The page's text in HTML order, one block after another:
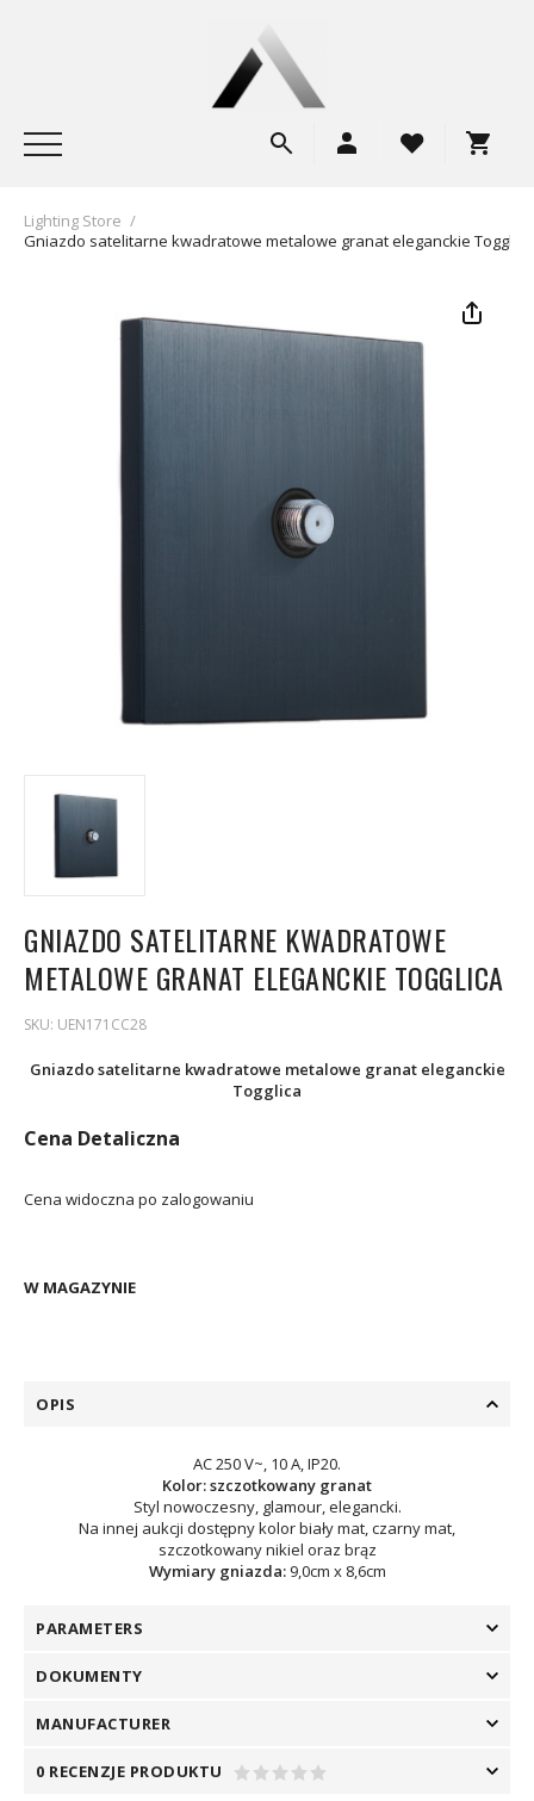
Lighting Store /
Gniazdo satelitarne kwadratowe metalowe granat eleganckie Togglica
GNIAZDO SATELITARNE KWADRATOWE
METALOWE GRANAT ELEGANCKIE TOGGLICA
SKU: UEN171CC28
Gniazdo satelitarne kwadratowe metalowe granat eleganckie
Togglica
Cena Detaliczna
Cena widoczna po zalogowaniu
W MAGAZYNIE
OPIS
AC 250 V~, 10 A, IP20.
Kolor: szczotkowany granat
Styl nowoczesny, glamour, elegancki.
Na innej aukcji dostępny kolor biały mat, czarny mat,
szczotkowany nikiel oraz brąz
Wymiary gniazda:9,0cm x 8,6cm
PARAMETERS
DOKUMENTY
MANUFACTURER
0 RECENZJE PRODUKTU